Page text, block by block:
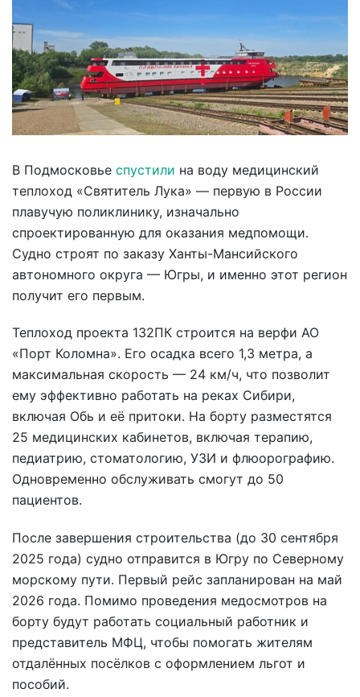
В Подмосковье спустили на воду медицинский
теплоход «Святитель Лука» — первую в России
плавучую поликлинику, изначально
спроектированную для оказания медпомощи.
Судно строят по заказу Ханты-Мансийского
автономного округа — Югры, и именно этот регион
получит его первым.
Теплоход проекта 132ПК строится на верфи АО
«Порт Коломна». Его осадка всего 1,3 метра, а
максимальная скорость — 24 км/ч, что позволит
ему эффективно работать на реках Сибири,
включая Обь и её притоки. На борту разместятся
25 медицинских кабинетов, включая терапию,
педиатрию, стоматологию, УЗИ и флюорографию.
Одновременно обслуживать смогут до 50
пациентов.
После завершения строительства (до 30 сентября
2025 года) судно отправится в Югру по Северному
морскому пути. Первый рейс запланирован на май
2026 года. Помимо проведения медосмотров на
борту будут работать социальный работник и
представитель МФЦ, чтобы помогать жителям
отдалённых посёлков с оформлением льгот и
пособий.